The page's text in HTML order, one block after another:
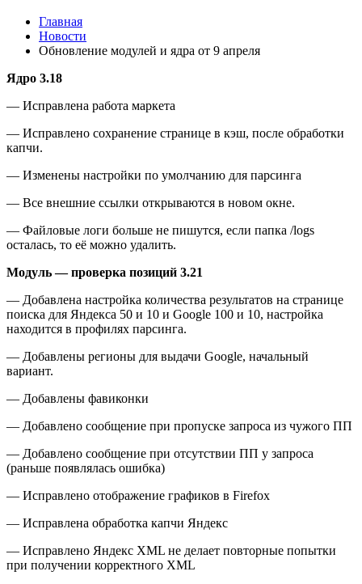
Главная
Новости
Обновление модулей и ядра от 9 апреля
Ядро 3.18
— Исправлена работа маркета
— Исправлено сохранение странице в кэш, после обработки
капчи.
— Изменены настройки по умолчанию для парсинга
— Все внешние ссылки открываются в новом окне.
— Файловые логи больше не пишутся, если папка /logs
осталась, то её можно удалить.
Модуль — проверка позиций 3.21
— Добавлена настройка количества результатов на странице
поиска для Яндекса 50 и 10 и Google 100 и 10, настройка
находится в профилях парсинга.
— Добавлены регионы для выдачи Google, начальный
вариант.
— Добавлены фавиконки
— Добавлено сообщение при пропуске запроса из чужого ПП
— Добавлено сообщение при отсутствии ПП у запроса
(раньше появлялась ошибка)
— Исправлено отображение графиков в Firefox
— Исправлена обработка капчи Яндекс
— Исправлено Яндекс XML не делает повторные попытки
при получении корректного XML